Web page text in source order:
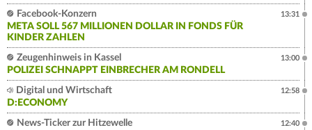
Facebook-Konzern
META SOLL 567 MILLIONEN DOLLAR IN FONDS FÜR
KINDER ZAHLEN
13:31
Zeugenhinweis in Kassel
POLIZEI SCHNAPPT EINBRECHER AM RONDELL
13:00
Digital und Wirtschaft
D:ECONOMY
12:58
News-Ticker zur Hitzewelle
12:40